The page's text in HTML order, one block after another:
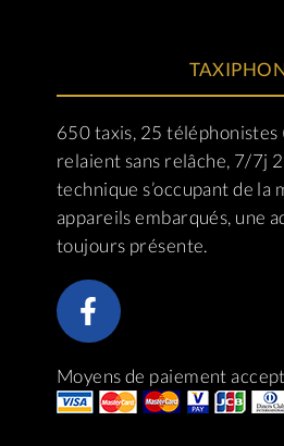
650 taxis, 25 téléphonistes
relaient sans relâche, 7/7j
technique s’occupant de la
appareils embarqués, une
toujours présente.
Moyens de paiement